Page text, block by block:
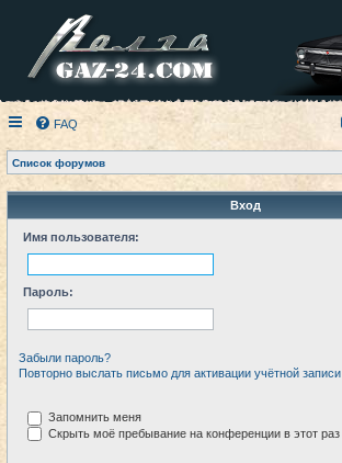
FAQ
Список форумов
Вход
Имя пользователя:
Пароль:
Забыли пароль?
Повторно выслать письмо для активации учётной записи
Запомнить меня
Скрыть моё пребывание на конференции в этот раз